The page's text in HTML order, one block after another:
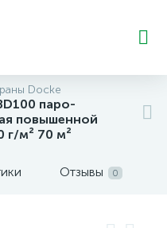
Docke
паро-
повышенной
г/м² 70 м²
Отзывы 0